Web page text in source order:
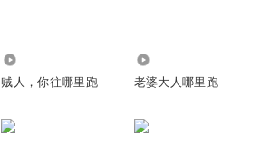
贼人，你往哪里跑 老婆大人哪里跑